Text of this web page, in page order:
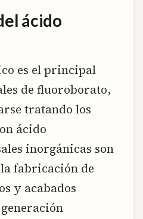
ácido
es el principal
de fluoroborato,
tratando los
ácido
inorgánicas son
fabricación de
y acabados